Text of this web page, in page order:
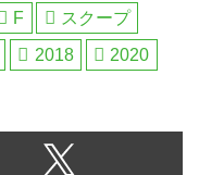
F
スクープ
2018
2020